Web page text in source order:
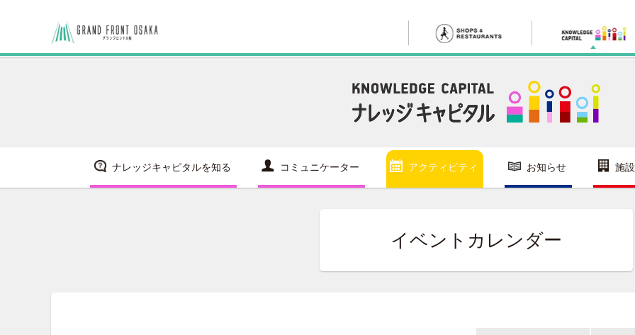
ナレッジキャピタルを知る コミュニケーター アクティビティ お知らせ 施
イベントカレンダー